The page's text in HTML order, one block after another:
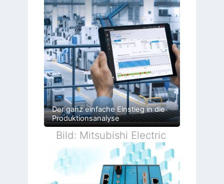
Der ganz einfache Einstieg in die
Produktionsanalyse
Bild: Mitsubishi Electric